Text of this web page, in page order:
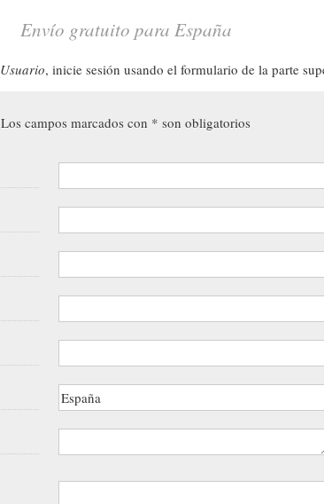
Envío gratuito para España
Usuario, inicie sesión usando el formulario de la parte
Los campos marcados con * son obligatorios